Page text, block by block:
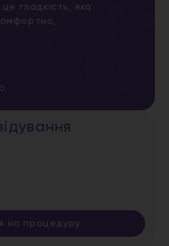
гладкість, яка
на процедуру